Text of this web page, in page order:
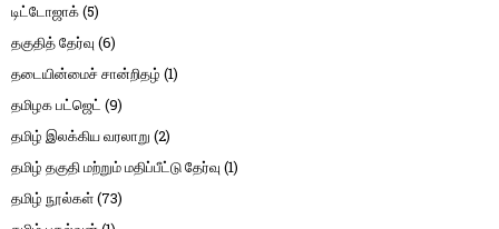
டிட்டோஜாக்(5)
தகுதித் தேர்வு (6)
தடையின்மைச் சான்றிதழ் (1)
தமிழக பட்ஜெட் (9)
தமிழ் இலக்கிய வரலாறு (2)
தமிழ் தகுதி மற்றும் மதிப்பீட்டு தேர்வு (1)
தமிழ் நூல்கள்(73)